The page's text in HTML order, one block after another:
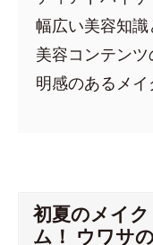
幅広い美容知
美容コンテン
明感のあるメイ
初夏のメイ
ム！ ウワサ